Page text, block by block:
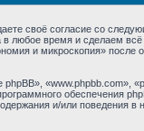
своё согласие со
любое время и сделаем
и микроскопия» после
«www.phpbb.com»,
обеспечения
и/или поведения в